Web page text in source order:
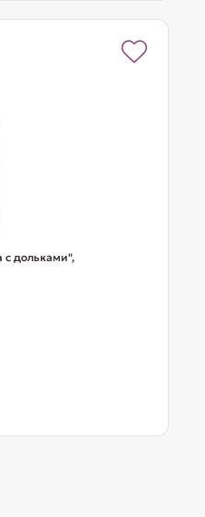
с дольками",